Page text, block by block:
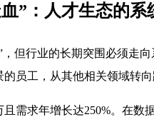
”：人才生态的系
但行业的长期突围必须走
的员工，从其他相关领域转
需求年增长达250%。在